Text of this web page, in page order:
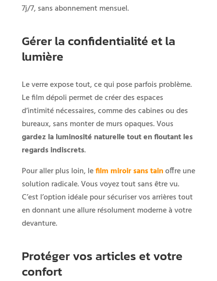
7j/7, sans abonnement mensuel.
Gérer la confidentialité et la
lumière
Le verre expose tout, ce qui pose parfois problème.
Le film dépoli permet de créer des espaces
d’intimité nécessaires, comme des cabines ou des
bureaux, sans monter de murs opaques. Vous
gardez la luminosité naturelle tout en floutant les
regards indiscrets.
Pour aller plus loin, lefilm miroir sans tainoffre une
solution radicale. Vous voyez tout sans être vu.
C’est l’option idéale pour sécuriser vos arrières tout
en donnant une allure résolument moderne à votre
devanture.
Protéger vos articles et votre
confort